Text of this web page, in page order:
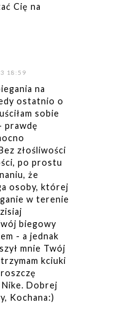
Cię na
18:59
na
ostatnio o
sobie
prawdę
złośliwości
po prostu
że
osoby, której
w terenie
biegowy
- a jednak
mnie Twój
kciuki
Nike. Dobrej
Kochana:)